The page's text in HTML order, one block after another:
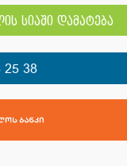
სიაში დამატება
25 38